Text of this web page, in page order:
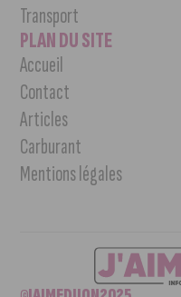
Transport
PLAN DU SITE
Accueil
Contact
Articles
Carburant
Mentions légales